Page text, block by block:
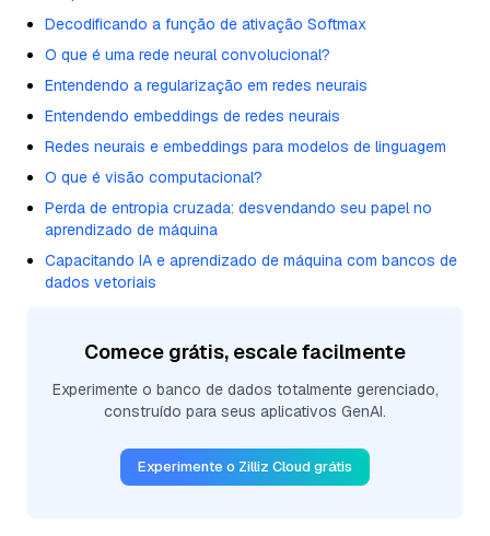
Decodificando a função de ativação Softmax
O que é uma rede neural convolucional?
Entendendo a regularização em redes neurais
Entendendo embeddings de redes neurais
Redes neurais e embeddings para modelos de linguagem
O que é visão computacional?
Perda de entropia cruzada: desvendando seu papel no
aprendizado de máquina
Capacitando IA e aprendizado de máquina com bancos de
dados vetoriais
Comece grátis, escale facilmente
Experimente o banco de dados totalmente gerenciado,
construído para seus aplicativos GenAI.
Experimente o Zilliz Cloud grátis